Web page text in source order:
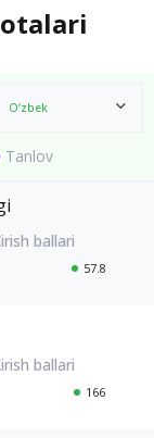
O‘zbek
Tanlov
57.8
166